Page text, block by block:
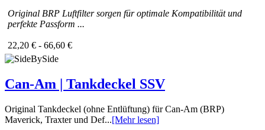
Original BRP Luftfilter sorgen für optimale Kompatibilität und
perfekte Passform ...
22,20 € - 66,60 €
Can-Am | Tankdeckel SSV
Original Tankdeckel (ohne Entlüftung) für Can-Am (BRP)
Maverick, Traxter und Def...[Mehr lesen]